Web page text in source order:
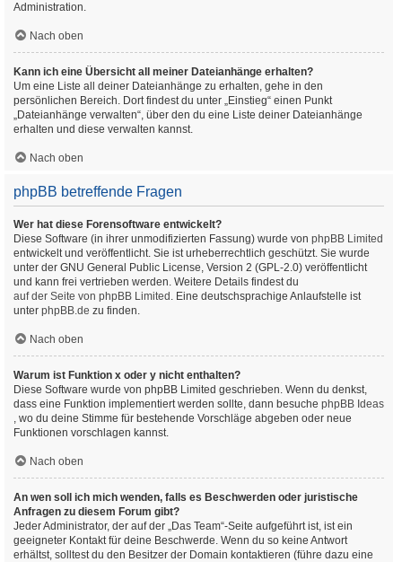
Administration.
Nach oben
Kann ich eine Übersicht all meiner Dateianhänge erhalten?
Um eine Liste all deiner Dateianhänge zu erhalten, gehe in den
persönlichen Bereich. Dort findest du unter „Einstieg“ einen Punkt
„Dateianhänge verwalten“, über den du eine Liste deiner Dateianhänge
erhalten und diese verwalten kannst.
Nach oben
phpBB betreffende Fragen
Wer hat diese Forensoftware entwickelt?
Diese Software (in ihrer unmodifizierten Fassung) wurde von phpBB Limited
entwickelt und veröffentlicht. Sie ist urheberrechtlich geschützt. Sie wurde
unter der GNU General Public License, Version 2 (GPL-2.0) veröffentlicht
und kann frei vertrieben werden. Weitere Details findest du
auf der Seite von phpBB Limited . Eine deutschsprachige Anlaufstelle ist
unter phpBB.de zu finden.
Nach oben
Warum ist Funktion x oder y nicht enthalten?
Diese Software wurde von phpBB Limited geschrieben. Wenn du denkst,
dass eine Funktion implementiert werden sollte, dann besuche phpBB Ideas
, wo du deine Stimme für bestehende Vorschläge abgeben oder neue
Funktionen vorschlagen kannst.
Nach oben
An wen soll ich mich wenden, falls es Beschwerden oder juristische
Anfragen zu diesem Forum gibt?
Jeder Administrator, der auf der „Das Team“-Seite aufgeführt ist, ist ein
geeigneter Kontakt für deine Beschwerde. Wenn du so keine Antwort
erhältst, solltest du den Besitzer der Domain kontaktieren (führe dazu eine